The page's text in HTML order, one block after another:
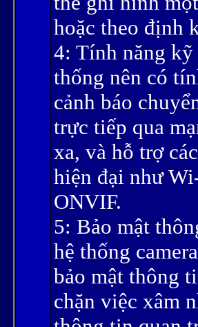
hoặc theo định
4: Tính năng kỹ
thống nên có
cảnh báo
trực tiếp qua
xa, và hỗ trợ
hiện đại như
ONVIF.
5: Bảo mật
hệ thống
bảo mật thông
chặn việc xâm